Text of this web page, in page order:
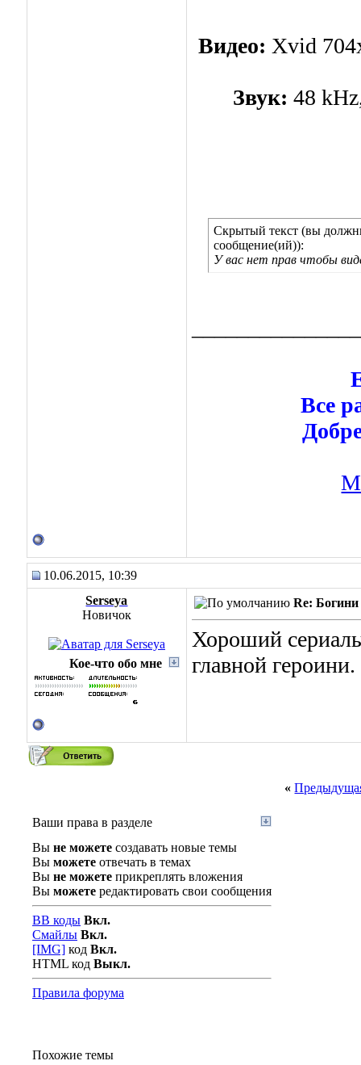
Видео: Xvid
Звук: 48
Скрытый текст (вы
сообщение(ий)):
У вас нет прав чтобы
Все
10.06.2015, 10:39
Serseya
Новичок
Кое-что обо мне
Re: Богини
Хороший
главной героини.
«
Ваши права в разделе
Вы не можете создавать новые темы
Вы можете отвечать в темах
Вы не можете прикреплять вложения
Вы можете редактировать свои сообщения
BB коды Вкл.
Смайлы Вкл.
[IMG] код Вкл.
HTML код Выкл.
Правила форума
Похожие темы